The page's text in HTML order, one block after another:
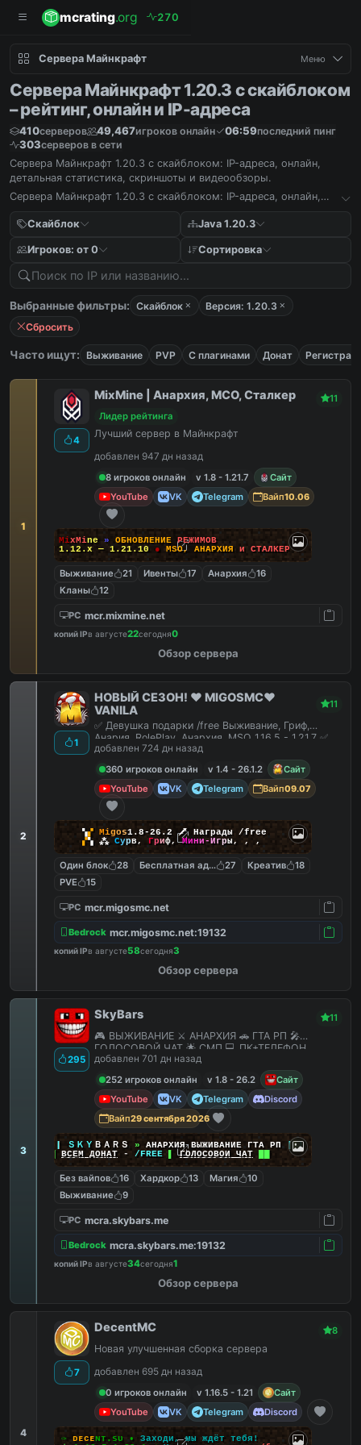
mcrating.org 270
Сервера Майнкрафт Меню
Сервера Майнкрафт 1.20.3 с скайблоком
– рейтинг, онлайн и IP-адреса
410серверов 49,467игроков онлайн 06:59последний пинг
303серверов в сети
Сервера Майнкрафт 1.20.3 с скайблоком: IP-адреса, онлайн,
детальная статистика, скриншоты и видеообзоры.
Сервера Майнкрафт 1.20.3 с скайблоком: IP-адреса, онлайн,
Скайблок
Java 1.20.3
Игроков: от 0 Сортировка
Выбранные фильтры: Скайблок
Версия: 1.20.3
Сбросить
Часто ищут: Выживание PVP С плагинами Донат
1
4
MixMine | Анархия, МСО, Сталкер
11
Лидер рейтинга
Лучший сервер в Майнкрафт
добавлен 947 дн назад
8 игроков онлайн
v 1.8 - 1.21.7
Сайт
YouTube
VK Telegram Вайп10.06
MixMine » ОБНОВЛЕНИЕ РЕЖИМОВ
1.12.x — 1.21.10
● MSO, АНАРХИЯ и СТАЛКЕР
Выживание 21 Ивенты 17 Анархия
16
Кланы
12
PC mcr.mixmine.net
копий IPв августе22сегодня0
Обзор сервера
2
1
НОВЫЙ СЕЗОН! ❤️ MIGOSMC❤️
VANILA
11
✅ Девушка подарки /free Выживание, Гриф,
Анария, RolePlay, Анархия, MSO 1.16.5 - 1.21.7 ✅
добавлен 724 дн назад
360 игроков онлайн
v 1.4 - 26.1.2
Сайт
YouTube
VK Telegram Вайп09.07
▚▞ Migos1.8-26.2🗡 Награды /free
▞▚ ⁂ Сурв, Гриф,Мини-Игры, , ,
Один блок 28 Бесплатная админка
27 Креатив
18
PVE
15
PC mcr.migosmc.net
Bedrock mcr.migosmc.net:19132
копий IPв августе58сегодня3
Обзор сервера
3
295
SkyBars 11
🎮 ВЫЖИВАНИЕ ⚔️ АНАРХИЯ 🚗 ГТА РП 🎤
ГОЛОСОВОЙ ЧАТ 🌟 СМП 💻 ПК+ТЕЛЕФОН
добавлен 701 дн назад
252 игроков онлайн
v 1.8 - 26.2
Сайт
YouTube
VK Telegram
Discord
Вайп29 сентября 2026
ＳＫＹ ＢＡＲＳ » АНАРХИЯ ВЫЖИВАНИЕ ГТА РП |||
ВСЕМ ДОНАТ- /FREE ▌ГОЛОСОВОЙ ЧАТ
Без вайпов 16 Хардкор 13 Магия
10
Выживание
9
PC mcra.skybars.me
Bedrock mcra.skybars.me:19132
копий IPв августе34сегодня1
Обзор сервера
4
7
DecentMC 8
Новая улучшенная сборка сервера
добавлен 695 дн назад
0 игроков онлайн
v 1.16.5 - 1.21
Сайт
YouTube
VK Telegram Discord
✑ ᴅᴇᴄᴇɴᴛ. sᴜ •
Заходи, мы ждёт тебя!